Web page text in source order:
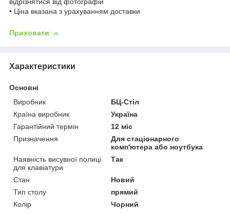
відрізнятися від фотографій
• Ціна вказана з урахуванням доставки
Приховати
Характеристики
Основні
Виробник
БЦ-Стіл
Країна виробник
Україна
Гарантійний термін
12 міс
Призначення
Для стаціонарного
комп'ютера або ноутбука
Наявність висувної полиці
для клавіатури
Так
Стан
Новий
Тип столу
прямий
Колір
Чорний